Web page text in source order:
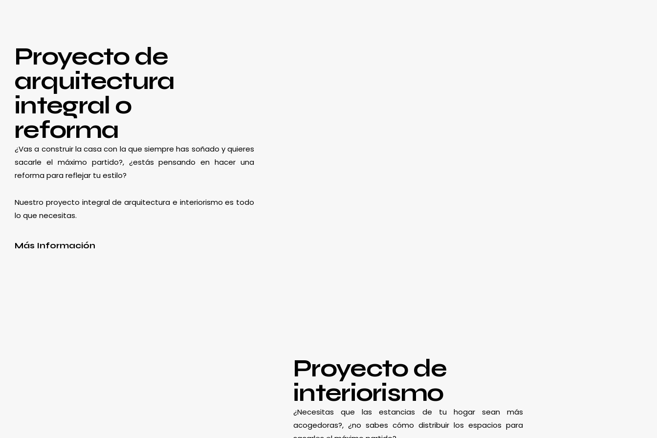
Proyecto de
arquitectura
integral o
reforma
¿Vas a construir la casa con la que siempre has soñado y quieres
sacarle el máximo partido?, ¿estás pensando en hacer una
reforma para reflejar tu estilo?
Nuestro proyecto integral de arquitectura e interiorismo es todo
lo que necesitas.
Más Información
Proyecto de
interiorismo
¿Necesitas que las estancias de tu hogar sean más
acogedoras?, ¿no sabes cómo distribuir los espacios para